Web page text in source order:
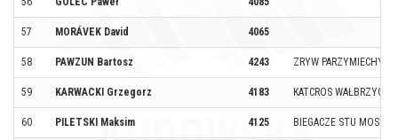
57 MORÁVEK David 4065
58 PAWZUN Bartosz 4243 ZRYW PARZYMIECHY
59 KARWACKI Grzegorz 4183 KATCROS WAŁBRZYCH
60 PILETSKI Maksim 4125 BIEGACZE STU